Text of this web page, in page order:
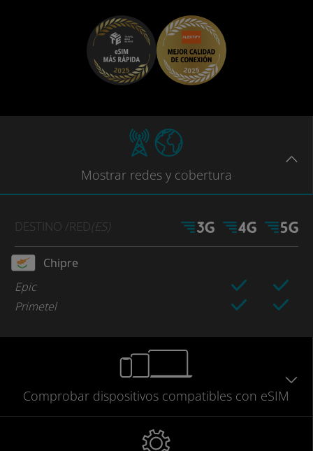
Mostrar redes y cobertura
DESTINO /RED(ES)
Chipre
Epic
Primetel
Comprobar dispositivos compatibles con eSIM